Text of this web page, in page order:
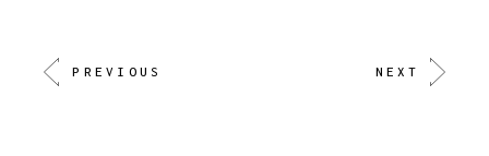
PREVIOUS NEXT